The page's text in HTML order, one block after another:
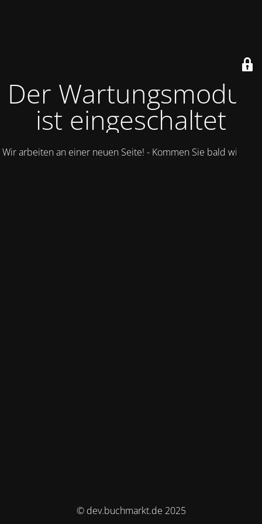
Der Wartungsmodus
ist eingeschaltet
Wir arbeiten an einer neuen Seite! - Kommen Sie bald wieder.
© dev.buchmarkt.de 2025